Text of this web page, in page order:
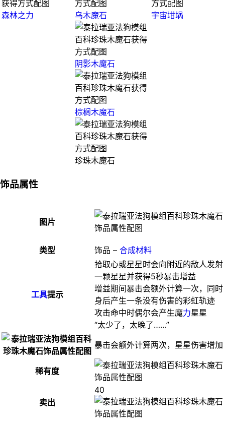
森林之力 乌木魔石
阴影木魔石
棕榈木魔石
珍珠木魔石
宇宙坩埚
饰品属性
图片
类型 饰品 – 合成材料
工具提示
拾取心或星星时会向附近的敌人发射
一颗星星并获得5秒暴击增益
增益期间暴击会额外计算一次，同时
身后产生一条没有伤害的彩虹轨迹
攻击命中时偶尔会产生魔力星星
“太少了，太晚了……”
暴击会额外计算两次，星星伤害增加
稀有度
卖出
40